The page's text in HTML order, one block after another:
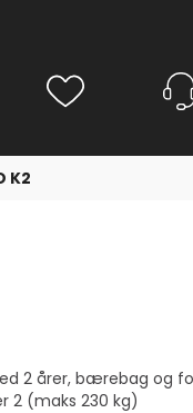
K2
2 årer, bærebag og
2 (maks 230 kg)